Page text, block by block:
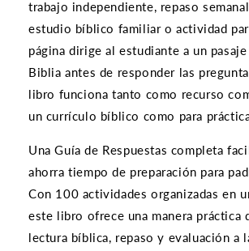
trabajo independiente, repaso
estudio bíblico familiar o actividad
página dirige al estudiante a un
Biblia antes de responder las
libro funciona tanto como recurso
un currículo bíblico como para
Una Guía de Respuestas completa
ahorra tiempo de preparación para
Con 100 actividades organizadas en
este libro ofrece una manera práctica
lectura bíblica, repaso y evaluación a